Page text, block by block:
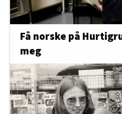
Få norske på
meg